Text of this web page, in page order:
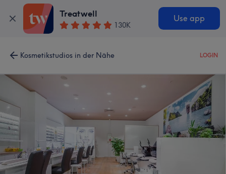
Treatwell
130K
Use app
Kosmetikstudios in der Nähe LOGIN